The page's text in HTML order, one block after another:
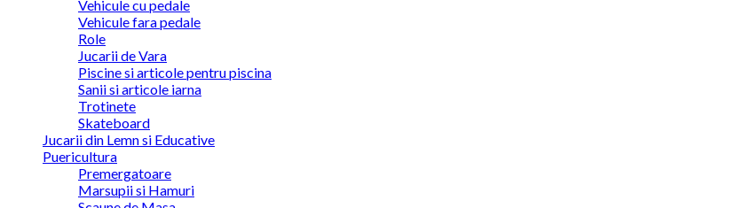
Vehicule cu pedale
Vehicule fara pedale
Role
Jucarii de Vara
Piscine si articole pentru piscina
Sanii si articole iarna
Trotinete
Skateboard
Jucarii din Lemn si Educative
Puericultura
Premergatoare
Marsupii si Hamuri